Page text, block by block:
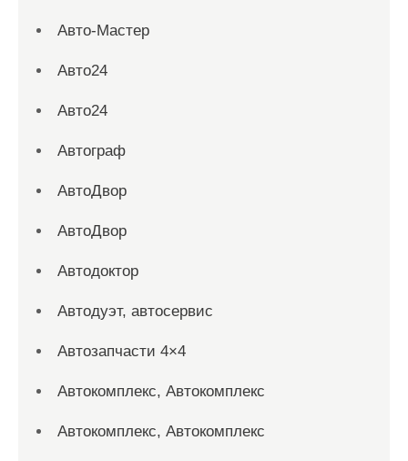
Авто-Мастер
Авто24
Авто24
Автограф
АвтоДвор
АвтоДвор
Автодоктор
Автодуэт, автосервис
Автозапчасти 4×4
Автокомплекс, Автокомплекс
Автокомплекс, Автокомплекс